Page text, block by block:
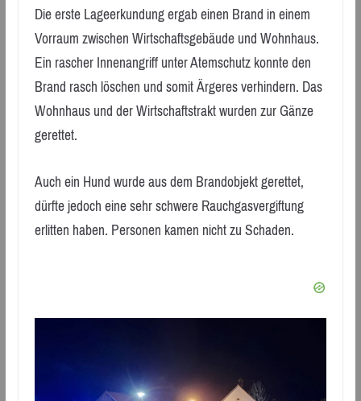
Die erste Lageerkundung ergab einen Brand in einem
Vorraum zwischen Wirtschaftsgebäude und Wohnhaus.
Ein rascher Innenangriff unter Atemschutz konnte den
Brand rasch löschen und somit Ärgeres verhindern. Das
Wohnhaus und der Wirtschaftstrakt wurden zur Gänze
gerettet.
Auch ein Hund wurde aus dem Brandobjekt gerettet,
dürfte jedoch eine sehr schwere Rauchgasvergiftung
erlitten haben. Personen kamen nicht zu Schaden.